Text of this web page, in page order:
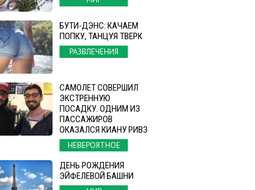
БУТИ-ДЭНС: КАЧАЕМ
ПОПКУ, ТАНЦУЯ ТВЕРК
РАЗВЛЕЧЕНИЯ
САМОЛЕТ СОВЕРШИЛ
ЭКСТРЕННУЮ
ПОСАДКУ. ОДНИМ ИЗ
ПАССАЖИРОВ
ОКАЗАЛСЯ КИАНУ РИВЗ
НЕВЕРОЯТНОЕ
ДЕНЬ РОЖДЕНИЯ
ЭЙФЕЛЕВОЙ БАШНИ